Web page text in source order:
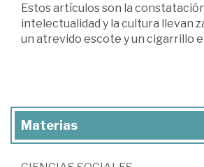
Estos artículos son la
intelectualidad y la cultura llevan
un atrevido escote y un cigarrillo
Materias